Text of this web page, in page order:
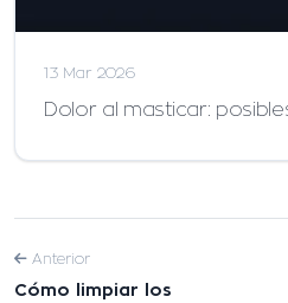
13 Mar 2026
Dolor al masticar:
Anterior
Cómo limpiar los